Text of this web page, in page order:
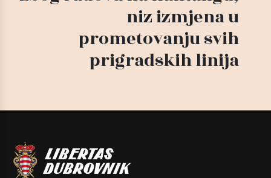
niz izmjena u
prometovanju svih
prigradskih linija